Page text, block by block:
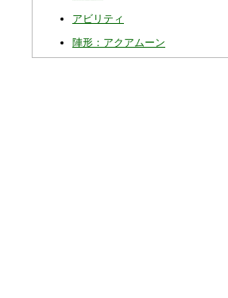
アビリティ
陣形：アクアムーン